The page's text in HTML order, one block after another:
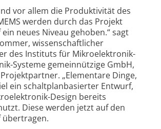
vor allem die Produktivität des
werden durch das Projekt
ein neues Niveau gehoben.“ sagt
wissenschaftlicher
des Instituts für Mikroelektronik-
Systeme gemeinnützige GmbH,
„Elementare Dinge,
ein schaltplanbasierter Entwurf,
Design bereits
Diese werden jetzt auf den
übertragen.